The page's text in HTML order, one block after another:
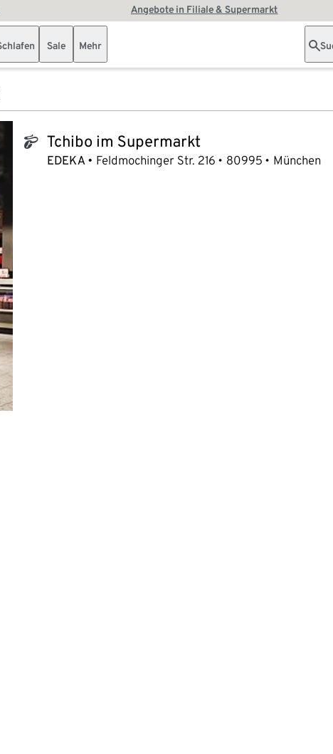
Angebote in Filiale & Supermarkt
Sale Mehr
tchibo_logo Tchibo im Supermarkt
EDEKA Feldmochinger Str. 216 80995 München